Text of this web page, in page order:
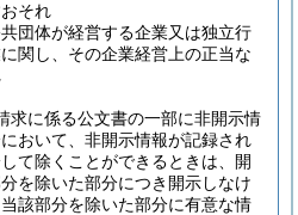
それ
団体が経営する企業又は独立行
関し、その企業経営上の正当な
求に係る公文書の一部に非開示情
おいて、非開示情報が記録され
て除くことができるときは、開
を除いた部分につき開示しなけ
該部分を除いた部分に有意な情